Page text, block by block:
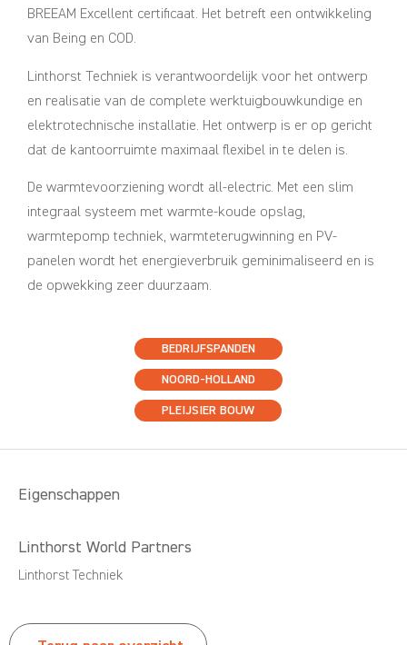
BREEAM Excellent certificaat. Het betreft een ontwikkeling
van Being en COD.
Linthorst Techniek is verantwoordelijk voor het ontwerp
en realisatie van de complete werktuigbouwkundige en
elektrotechnische installatie. Het ontwerp is er op gericht
dat de kantoorruimte maximaal flexibel in te delen is.
De warmtevoorziening wordt all-electric. Met een slim
integraal systeem met warmte-koude opslag,
warmtepomp techniek, warmteterugwinning en PV-
panelen wordt het energieverbruik geminimaliseerd en is
de opwekking zeer duurzaam.
BEDRIJFSPANDEN
NOORD-HOLLAND
PLEIJSIER BOUW
Eigenschappen
Linthorst World Partners
Linthorst Techniek